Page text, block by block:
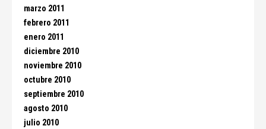
marzo 2011
febrero 2011
enero 2011
diciembre 2010
noviembre 2010
octubre 2010
septiembre 2010
agosto 2010
julio 2010